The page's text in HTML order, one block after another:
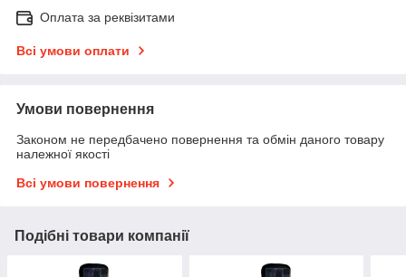
Оплата за реквізитами
Всі умови оплати
Умови повернення
Законом не передбачено повернення та обмін даного товару
належної якості
Всі умови повернення
Подібні товари компанії